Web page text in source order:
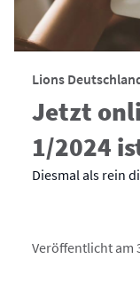
Lions
Jetzt
1/2024
Diesmal als rein
Veröffentlicht am